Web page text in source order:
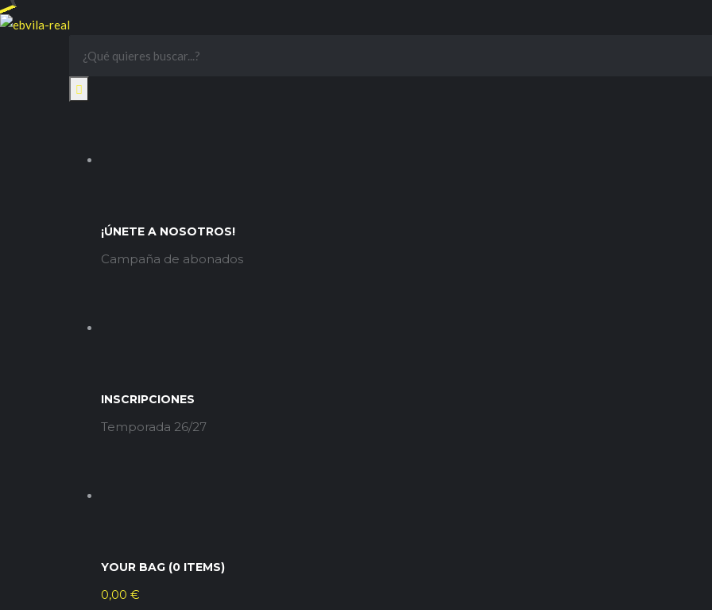
¡ÚNETE A NOSOTROS!
Campaña de abonados
INSCRIPCIONES
Temporada 26/27
YOUR BAG (0 ITEMS)
0,00 €